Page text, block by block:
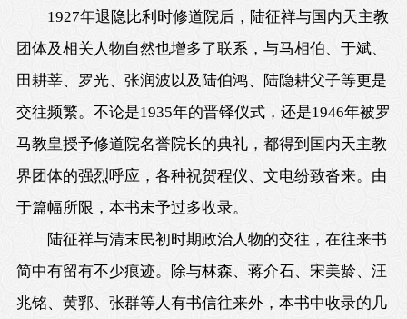
1927年退隐比利时修道院后，陆征祥与国内天主教
团体及相关人物自然也增多了联系，与马相伯、于斌、
田耕莘、罗光、张润波以及陆伯鸿、陆隐耕父子等更是
交往频繁。不论是1935年的晋铎仪式，还是1946年被罗
马教皇授予修道院名誉院长的典礼，都得到国内天主教
界团体的强烈呼应，各种祝贺程仪、文电纷致沓来。由
于篇幅所限，本书未予过多收录。
陆征祥与清末民初时期政治人物的交往，在往来书
简中有留有不少痕迹。除与林森、蒋介石、宋美龄、汪
兆铭、黄郛、张群等人有书信往来外，本书中收录的几